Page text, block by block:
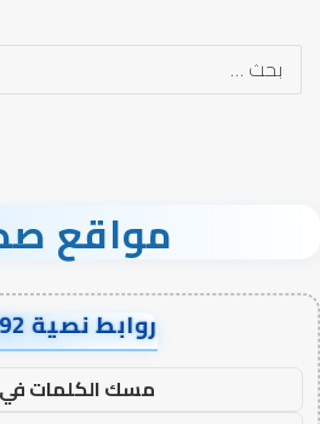
مواقع
روابط نصية AA2492
مسك الكلمات